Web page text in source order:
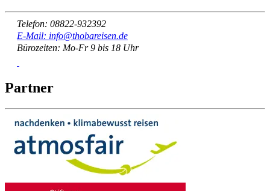
Telefon: 08822-932392
E-Mail: info@thobareisen.de
Bürozeiten: Mo-Fr 9 bis 18 Uhr
Partner